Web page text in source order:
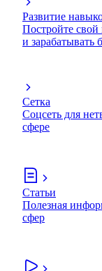
Развитие
Постройте свой
и зарабатывать
Сетка
Соцсеть для
сфере
Статьи
Полезная
сфер